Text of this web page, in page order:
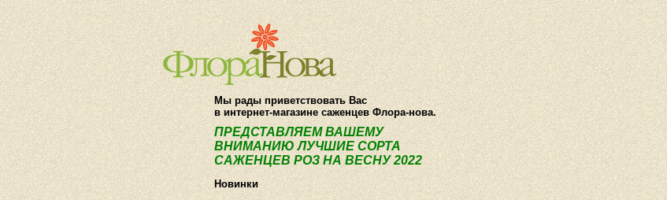
О компании Как купить Фотогалерея Статьи Опт
Мы рады приветствовать Вас
в интернет-магазине саженцев Флора-нова.
ПРЕДСТАВЛЯЕМ ВАШЕМУ
ВНИМАНИЮ ЛУЧШИЕ СОРТА
САЖЕНЦЕВ РОЗ НА ВЕСНУ 2022
Новинки